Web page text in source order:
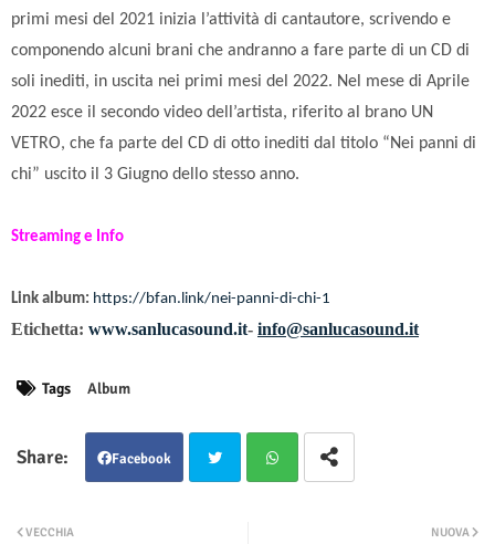
primi mesi del 2021 inizia l’attività di cantautore, scrivendo e
componendo alcuni brani che andranno a fare parte di un CD di
soli inediti, in uscita nei primi mesi del 2022. Nel mese di Aprile
2022 esce il secondo video dell’artista, riferito al brano UN
VETRO, che fa parte del CD di otto inediti dal titolo “Nei panni di
chi” uscito il 3 Giugno dello stesso anno.
Streaming e Info
Link album: https://bfan.link/nei-panni-di-chi-1
Etichetta: www.sanlucasound.it- info@sanlucasound.it
Tags Album
Facebook
NUOVA
VECCHIA